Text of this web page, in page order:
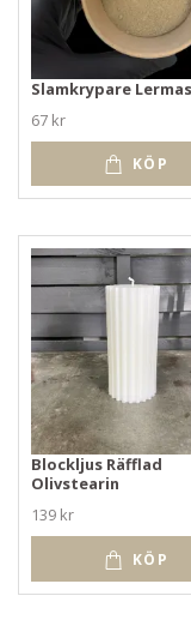
Slamkrypare
67 kr
KÖP
Blockljus Räfflad
Olivstearin
139 kr
KÖP